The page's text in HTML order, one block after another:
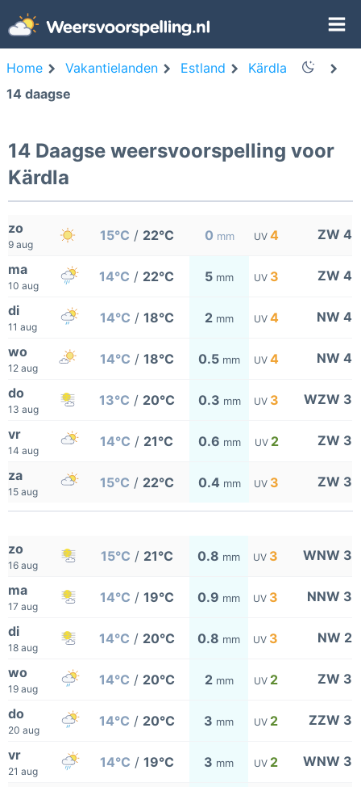
Home Vakantielanden Estland
Kärdla
14 daagse
14 Daagse weersvoorspelling voor
Kärdla
zo
9 aug
15°C / 22°C 0 mm UV 4 ZW 4
ma
10 aug
14°C / 22°C 5 mm UV 3 ZW 4
di
11 aug
14°C / 18°C 2 mm UV 4 NW 4
wo
12 aug
14°C / 18°C 0.5 mm UV 4 NW 4
do
13 aug
13°C / 20°C 0.3 mm UV 3 WZW 3
vr
14 aug
14°C / 21°C 0.6 mm UV 2 ZW 3
za
15 aug
15°C / 22°C 0.4 mm UV 3 ZW 3
zo
16 aug
15°C / 21°C 0.8 mm UV 3 WNW 3
ma
17 aug
14°C / 19°C 0.9 mm UV 3 NNW 3
di
18 aug
14°C / 20°C 0.8 mm UV 3 NW 2
wo
19 aug
14°C / 20°C 2 mm UV 2 ZW 3
do
20 aug
14°C / 20°C 3 mm UV 2 ZZW 3
vr
21 aug
14°C / 19°C 3 mm UV 2 WNW 3